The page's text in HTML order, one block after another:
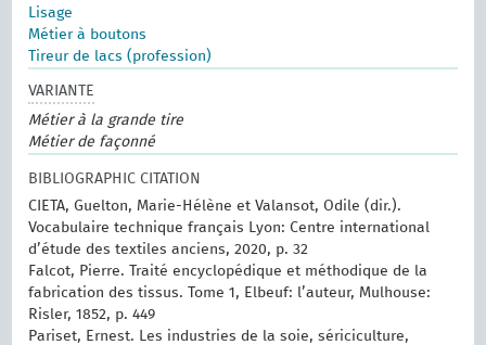
Lisage
Métier à boutons
Tireur de lacs (profession)
VARIANTE
Métier à la grande tire
Métier de façonné
BIBLIOGRAPHIC CITATION
CIETA, Guelton, Marie-Hélène et Valansot, Odile (dir.).
Vocabulaire technique français Lyon: Centre international
d’étude des textiles anciens, 2020, p. 32
Falcot, Pierre. Traité encyclopédique et méthodique de la
fabrication des tissus. Tome 1, Elbeuf: l’auteur, Mulhouse:
Risler, 1852, p. 449
Pariset, Ernest. Les industries de la soie, sériciculture,